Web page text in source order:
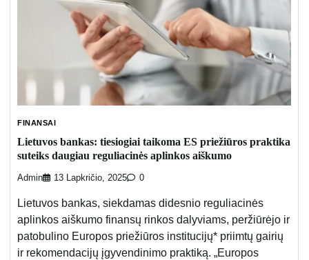
FINANSAI
Lietuvos bankas: tiesiogiai taikoma ES priežiūros praktika
suteiks daugiau reguliacinės aplinkos aiškumo
Admin 13 Lapkričio, 2025 0
Lietuvos bankas, siekdamas didesnio reguliacinės
aplinkos aiškumo finansų rinkos dalyviams, peržiūrėjo ir
patobulino Europos priežiūros institucijų* priimtų gairių
ir rekomendacijų įgyvendinimo praktiką. „Europos